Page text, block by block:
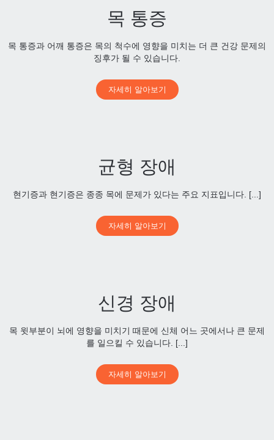
목 통증
목 통증과 어깨 통증은 목의 척수에 영향을 미치는 더 큰 건강 문제의
징후가 될 수 있습니다.
자세히 알아보기
균형 장애
현기증과 현기증은 종종 목에 문제가 있다는 주요 지표입니다. [...]
자세히 알아보기
신경 장애
목 윗부분이 뇌에 영향을 미치기 때문에 신체 어느 곳에서나 큰 문제
를 일으킬 수 있습니다. [...]
자세히 알아보기